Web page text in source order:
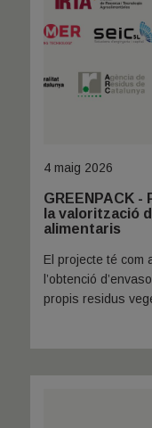
GREENPACK
la valorització
alimentaris
4 maig 2026
El projecte té com
l’obtenció
propis residus